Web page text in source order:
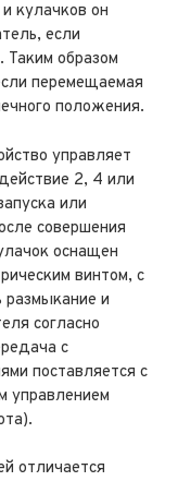
кулачков он
если
Таким образом
перемещаемая
положения.
управляет
2, 4 или
или
совершения
оснащен
винтом, с
и
согласно
с
поставляется с
управлением
отличается